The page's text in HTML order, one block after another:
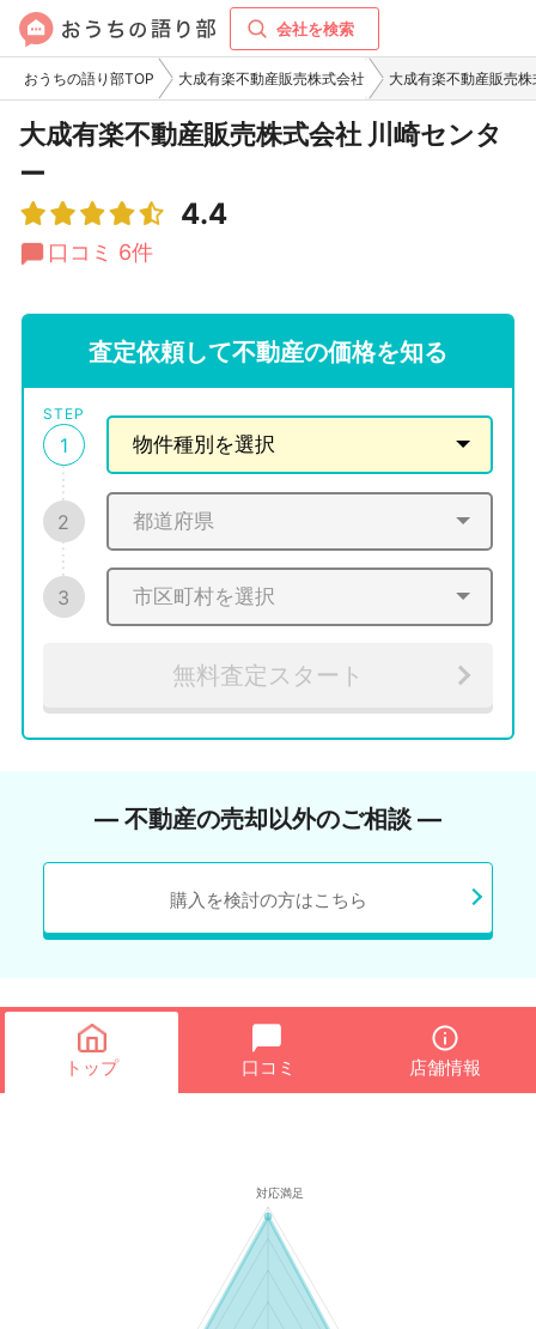
会社を検索
おうちの語り部TOP 大成有楽不動産販売株式会社 大成有楽不動産販売
大成有楽不動産販売株式会社 川崎センタ
ー
4.4
口コミ 6件
査定依頼して不動産の価格を知る
STEP
1
2
3
無料査定スタート
― 不動産の売却以外のご相談 ―
購入を検討の方はこちら
トップ 口コミ 店舗情報